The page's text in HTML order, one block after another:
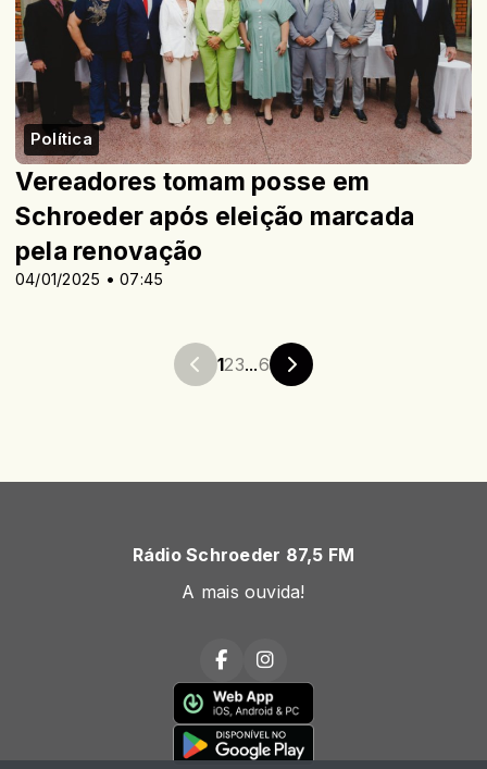
Política
04/01/2025 • 07:45
Vereadores tomam posse em
Schroeder após eleição marcada
pela renovação
123...6
Rádio Schroeder 87,5 FM
A mais ouvida!